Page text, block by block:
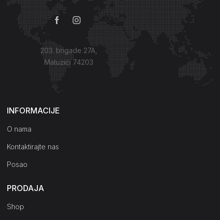
203. brigade 27A,
Matuzići 74203
Kako do nas?
INFORMACIJE
O nama
Kontaktirajte nas
Posao
PRODAJA
Shop